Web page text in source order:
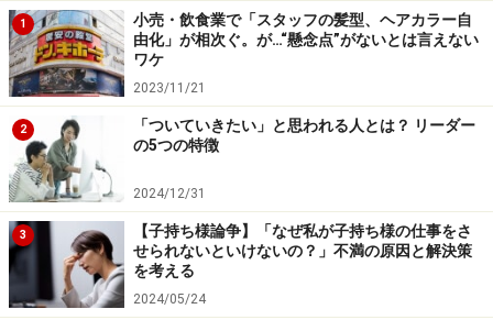
い、爽やか、親しみやすい、若々しい、と多くのよいイ
メージで好感度がとびぬけて高いからです。アンチが少
ない、というのも大きな強みでしょう。
彼と同じものを持ちたい、同じものを食べたい、同じも
のを飲みたい、見る人にそう思わせる力が強いので、高
額な契約料になるのも当然のことなのです。
BtoB企業は求職者への訴求が多い
最近ではBtoC企業に限らずBtoB（企業向け商品・サービ
1
小売・飲食業で「スタッフの髪型、ヘアカラー自
由化」が相次ぐ。が…“懸念点”がないとは言えない
ワケ
2023/11/21
2
「ついていきたい」と思われる人とは？ リーダー
の5つの特徴
2024/12/31
3
【子持ち様論争】「なぜ私が子持ち様の仕事をさ
せられないといけないの？」不満の原因と解決策
を考える
2024/05/24